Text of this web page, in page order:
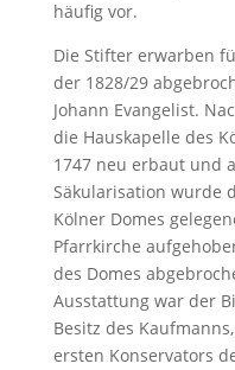
häufig vor.
Die Stifter erwarben
der 1828/29
Johann Evangelist.
die Hauskapelle des
1747 neu erbaut und
Säkularisation wurde
Kölner Domes
Pfarrkirche
des Domes
Ausstattung war der
Besitz des
ersten Konservators